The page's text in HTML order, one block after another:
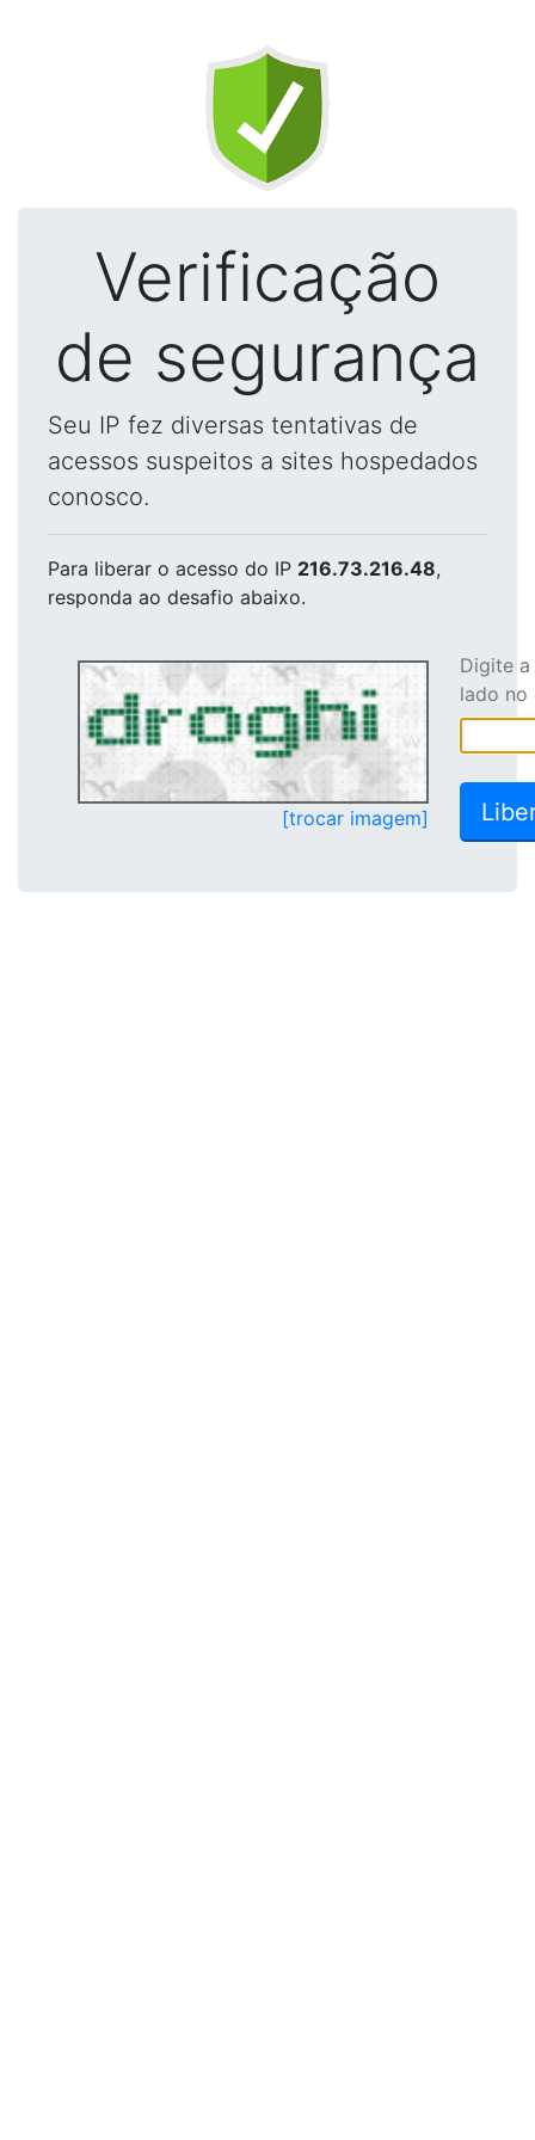
Verificação
de segurança
Seu IP fez diversas tentativas de
acessos suspeitos a sites hospedados
conosco.
Para liberar o acesso do IP 216.73.216.48,
responda ao desafio abaixo.
[trocar imagem]
Digite
lado no